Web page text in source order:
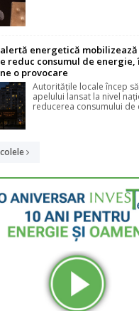
energetică
reduc consumul de energie,
o provocare
Autoritățile locale încep
apelului lansat la nivel
reducerea consumului de